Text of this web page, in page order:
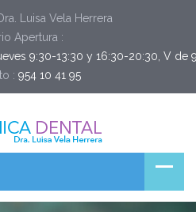
Luisa Vela Herrera
Apertura :
9:30-13:30 y 16:30-20:30, V de
: 954 10 41 95